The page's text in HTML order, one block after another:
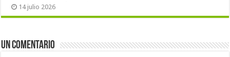
14 julio 2026
Un comentario